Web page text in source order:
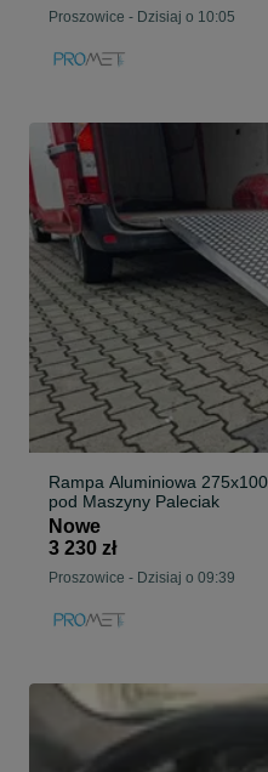
Proszowice - Dzisiaj o 10:05
Rampa Aluminiowa
pod Maszyny Paleciak
Nowe
3 230 zł
Proszowice - Dzisiaj o 09:39